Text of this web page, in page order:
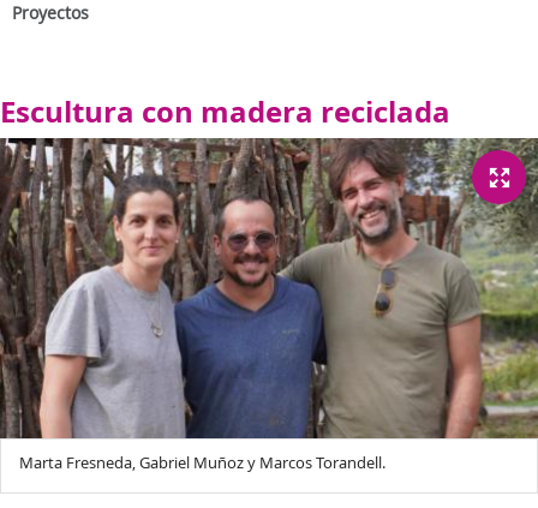
Proyectos
Escultura con madera reciclada
Marta Fresneda, Gabriel Muñoz y Marcos Torandell.